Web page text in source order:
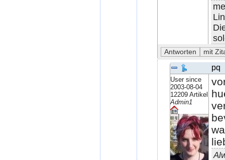
pq
User since
2003-08-04
12209 Artikel
Admin1